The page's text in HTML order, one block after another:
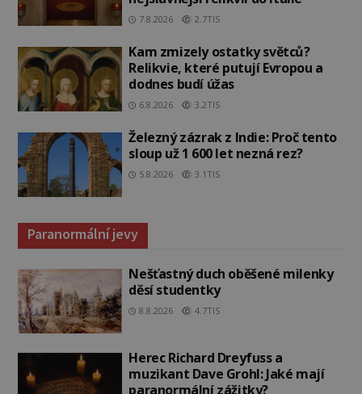
7.8.2026 2.7TIS
Kam zmizely ostatky světců?
Relikvie, které putují Evropou a
dodnes budí úžas
6.8.2026 3.2TIS
Železný zázrak z Indie: Proč tento
sloup už 1 600 let nezná rez?
5.8.2026 3.1TIS
Paranormální jevy
Nešťastný duch oběšené milenky
děsí studentky
8.8.2026 4.7TIS
Herec Richard Dreyfuss a
muzikant Dave Grohl: Jaké mají
paranormální zážitky?